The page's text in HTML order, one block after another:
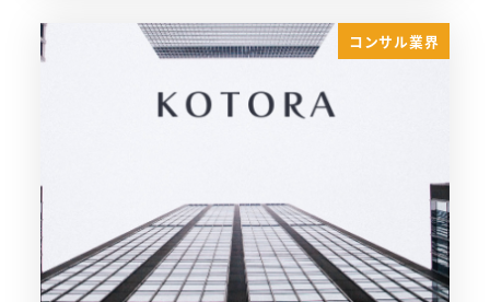
コンサル業界